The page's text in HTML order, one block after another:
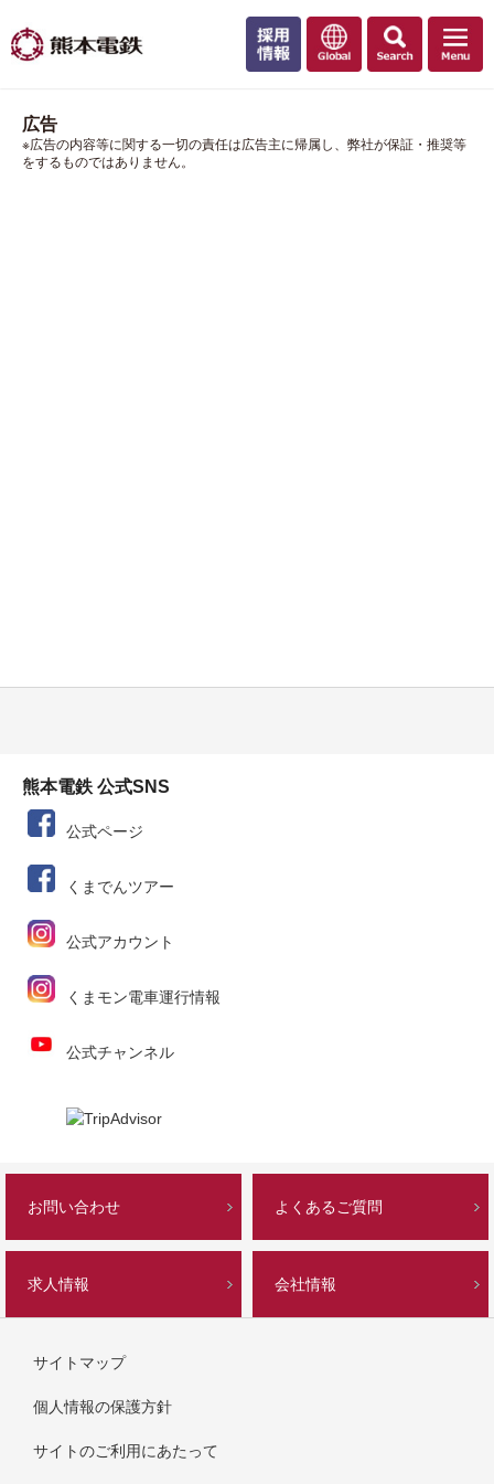
広告
※広告の内容等に関する一切の責任は広告主に帰属し、弊社が保証・推奨等
をするものではありません。
熊本電鉄 公式SNS
公式ページ
くまでんツアー
公式アカウント
くまモン電車運行情報
公式チャンネル
お問い合わせ よくあるご質問
求人情報 会社情報
サイトマップ
個人情報の保護方針
サイトのご利用にあたって